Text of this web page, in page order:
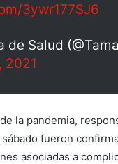
3ywr177SJ6
Salud
2021
la pandemia,
fueron
asociadas a